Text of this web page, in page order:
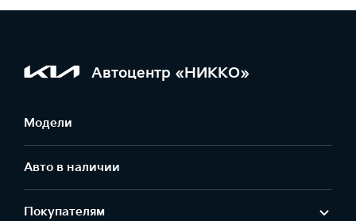
Автоцентр «НИККО»
Модели
Авто в наличии
Покупателям